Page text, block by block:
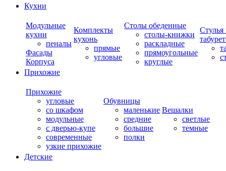
Кухни
Модульные
кухни
пеналы
Фасады
Корпуса
Комплекты
кухонь
прямые
угловые
Столы обеденные
столы-книжки
раскладные
прямоугольные
круглые
Стулья
Прихожие
Прихожие
угловые
со шкафом
модульные
с дверью-купе
современные
узкие прихожие
Обувницы
маленькие
средние
большие
полки
Вешалки
светлые
темные
Детские